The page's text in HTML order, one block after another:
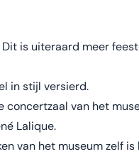
is uiteraard meer
in stijl versierd.
van het
Lalique.
van het museum zelf is